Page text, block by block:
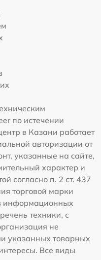
по истечении
в Казани работает
авторизации от
указанные на сайте,
характер и
согласно п. 2 ст. 437
торговой марки
информационных
техники, с
не
указанных товарных
Все виды